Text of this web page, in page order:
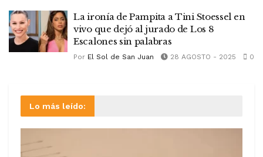
La ironía de Pampita a Tini Stoessel en
vivo que dejó al jurado de Los 8
Escalones sin palabras
Por El Sol de San Juan 28 AGOSTO - 2025 0
Lo más leído: